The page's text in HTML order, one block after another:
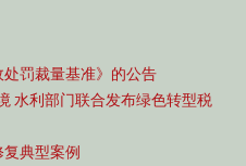
罚裁量基准》的公告
水利部门联合发布绿色转型税
典型案例